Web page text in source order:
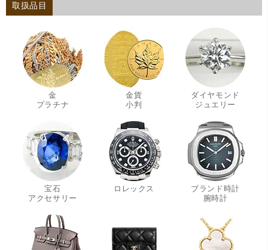
取扱品目
金
プラチナ
金貨
小判
ダイヤモンド
ジュエリー
宝石
アクセサリー
ロレックス
ブランド時計
腕時計